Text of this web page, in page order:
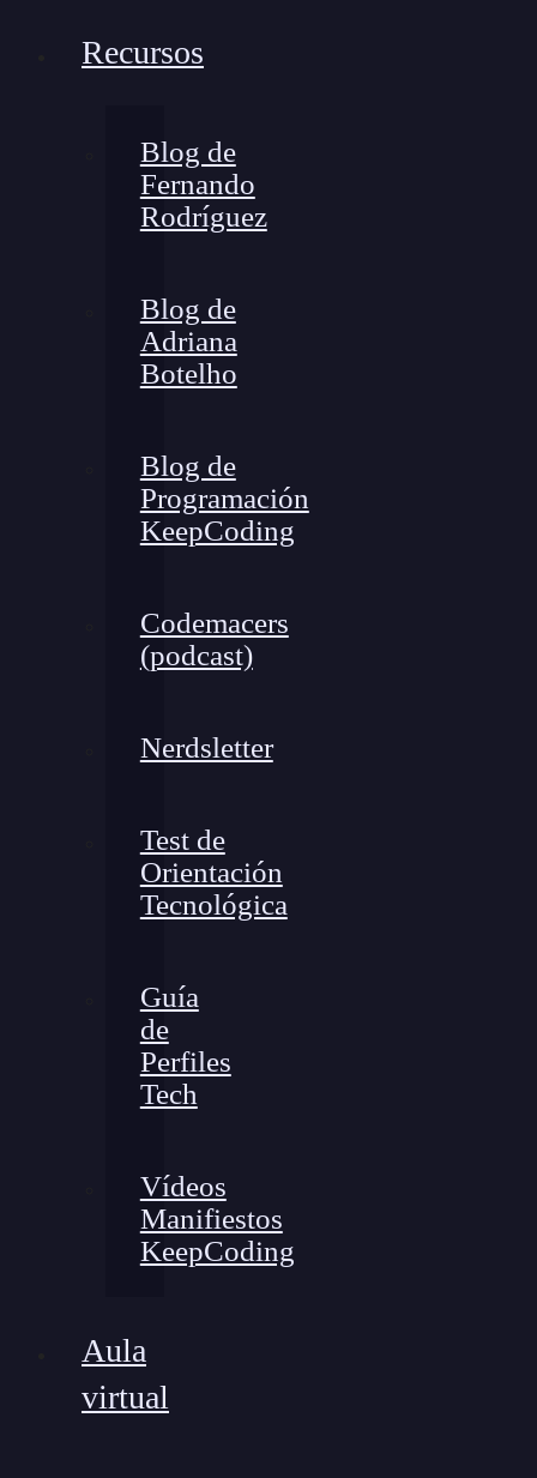
Recursos
Blog de
Fernando
Rodríguez
Blog de
Adriana
Botelho
Blog de
Programación
KeepCoding
Codemacers
(podcast)
Nerdsletter
Test de
Orientación
Tecnológica
Guía
de
Perfiles
Tech
Vídeos
Manifiestos
KeepCoding
Aula
virtual